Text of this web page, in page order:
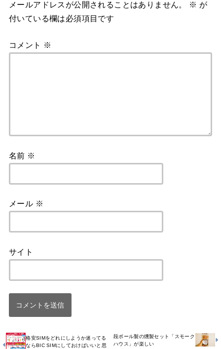
メールアドレスが公開されることはありません。 ※ が
付いている欄は必須項目です
コメント ※
名前 ※
メール ※
サイト
格安SIMをどれにしようか迷ってる
ならBIC SIMにしておけばいいと思
段ボール製の燻製セット「スモーク
ハウス」が楽しい